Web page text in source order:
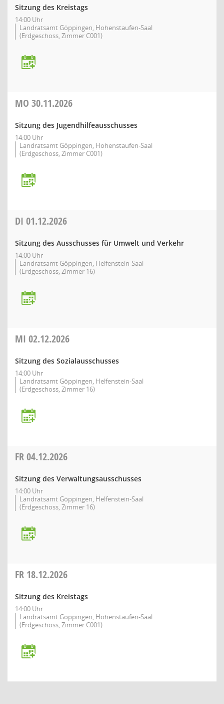
Sitzung des Kreistags
14:00 Uhr
Landratsamt Göppingen, Hohenstaufen-Saal
(Erdgeschoss, Zimmer C001)
MO 30.11.2026
Sitzung des Jugendhilfeausschusses
14:00 Uhr
Landratsamt Göppingen, Hohenstaufen-Saal
(Erdgeschoss, Zimmer C001)
DI 01.12.2026
Sitzung des Ausschusses für Umwelt und Verkehr
14:00 Uhr
Landratsamt Göppingen, Helfenstein-Saal
(Erdgeschoss, Zimmer 16)
MI 02.12.2026
Sitzung des Sozialausschusses
14:00 Uhr
Landratsamt Göppingen, Helfenstein-Saal
(Erdgeschoss, Zimmer 16)
FR04.12.2026
Sitzung des Verwaltungsausschusses
14:00 Uhr
Landratsamt Göppingen, Helfenstein-Saal
(Erdgeschoss, Zimmer 16)
FR 18.12.2026
Sitzung des Kreistags
14:00 Uhr
Landratsamt Göppingen, Hohenstaufen-Saal
(Erdgeschoss, Zimmer C001)